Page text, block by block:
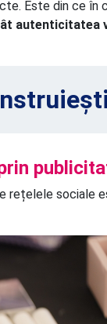
Este din ce
autenticitatea
rețelele sociale